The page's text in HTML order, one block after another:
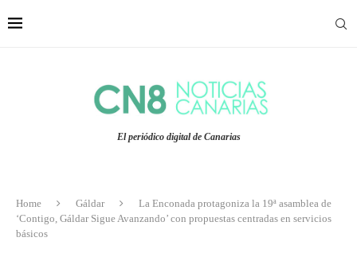
El periódico digital de Canarias
Home Gáldar
La Enconada protagoniza la 19ª asamblea de
‘Contigo, Gáldar Sigue Avanzando’ con propuestas centradas en servicios
básicos